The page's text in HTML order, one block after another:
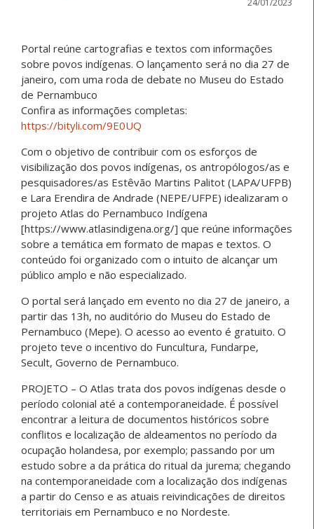
Portal reúne cartografias e textos com informações
sobre povos indígenas. O lançamento será no dia 27 de
janeiro, com uma roda de debate no Museu do Estado
de Pernambuco
Confira as informações completas:
https://bityli.com/9E0UQ
Com o objetivo de contribuir com os esforços de
visibilização dos povos indígenas, os antropólogos/as e
pesquisadores/as Estêvão Martins Palitot (LAPA/UFPB)
e Lara Erendira de Andrade (NEPE/UFPE) idealizaram o
projeto Atlas do Pernambuco Indígena
[https://www.atlasindigena.org/] que reúne informações
sobre a temática em formato de mapas e textos. O
conteúdo foi organizado com o intuito de alcançar um
público amplo e não especializado.
O portal será lançado em evento no dia 27 de janeiro, a
partir das 13h, no auditório do Museu do Estado de
Pernambuco (Mepe). O acesso ao evento é gratuito. O
projeto teve o incentivo do Funcultura, Fundarpe,
Secult, Governo de Pernambuco.
PROJETO – O Atlas trata dos povos indígenas desde o
período colonial até a contemporaneidade. É possível
encontrar a leitura de documentos históricos sobre
conflitos e localização de aldeamentos no período da
ocupação holandesa, por exemplo; passando por um
estudo sobre a da prática do ritual da jurema; chegando
na contemporaneidade com a localização dos indígenas
a partir do Censo e as atuais reivindicações de direitos
territoriais em Pernambuco e no Nordeste.